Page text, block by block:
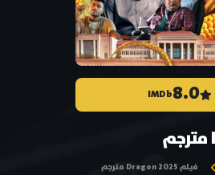
8.0
IMDb
فيلم Dragon 2025 مترجم